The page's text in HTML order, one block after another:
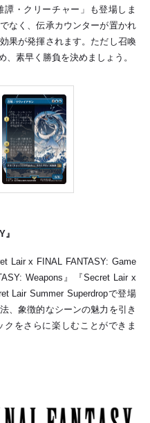
・クリーチャー」も登場しま
なく、伝承カウンターが置かれ
果が発揮されます。ただし召喚
素早く勝負を決めましょう。
Lair x FINAL FANTASY: Game
Weapons』『Secret Lair x
Lair Summer Superdropで登場
、象徴的なシーンの魅力を引き
をさらに楽しむことができま